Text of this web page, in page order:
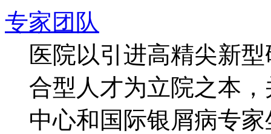
专家团队
医院以引进高精尖新
合型人才为立院之本
中心和国际银屑病专